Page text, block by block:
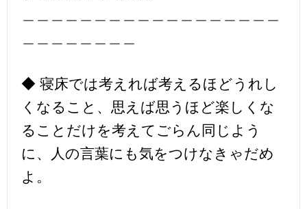
◆ 寝床では考えれば考えるほどうれし
くなること、思えば思うほど楽しくな
ることだけを考えてごらん同じよう
に、人の言葉にも気をつけなきゃだめ
よ。